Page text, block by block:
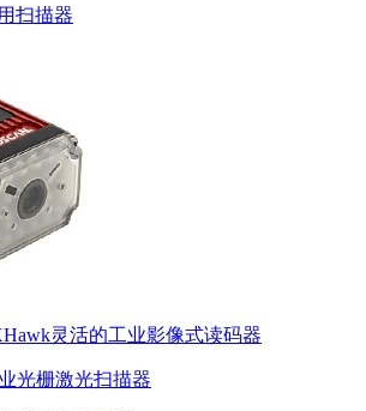
扫描器
灵活的工业影像式读码器